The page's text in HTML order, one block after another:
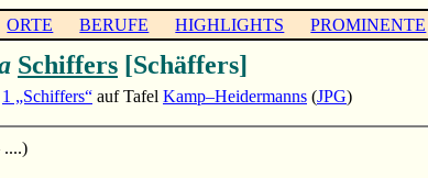
ORTE BERUFE HIGHLIGHTS PROMINENTE
Schiffers [Schäffers]
1 „Schiffers“ auf Tafel Kamp–Heidermanns (JPG)